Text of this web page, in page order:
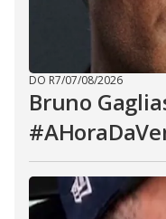
DO R7/07/08/2026
Bruno